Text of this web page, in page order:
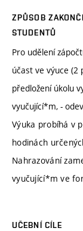
ZPŮSOB
STUDENTŮ
Pro udělení
účast ve výuce (2
předložení úkolu
vyučující*m, -
Výuka probíhá v
hodinách
Nahrazování
vyučující*m ve
UČEBNÍ CÍLE